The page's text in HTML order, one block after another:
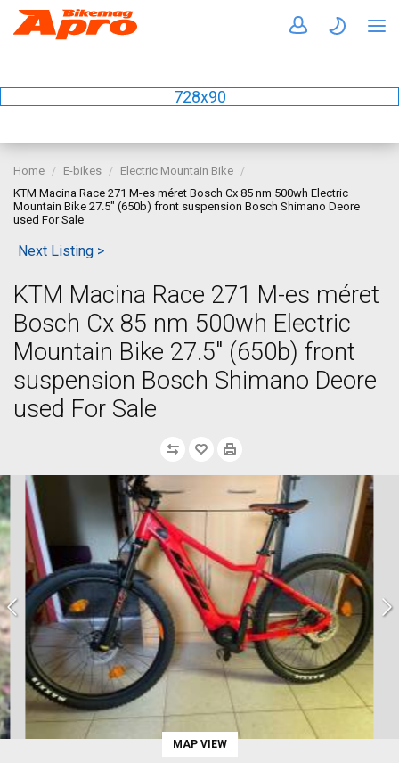
728x90
Home E-bikes
Electric Mountain Bike
KTM Macina Race 271 M-es méret Bosch Cx 85 nm 500wh Electric
Mountain Bike 27.5" (650b) front suspension Bosch Shimano Deore
used For Sale
Next Listing >
KTM Macina Race 271 M-es méret
Bosch Cx 85 nm 500wh Electric
Mountain Bike 27.5" (650b) front
suspension Bosch Shimano Deore
used For Sale
MAP VIEW